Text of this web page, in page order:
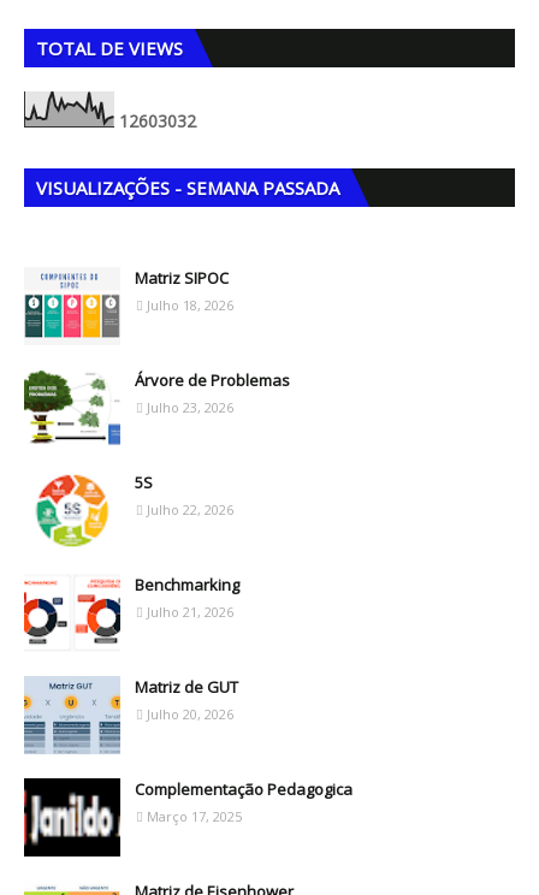
TOTAL DE VIEWS
12603032
VISUALIZAÇÕES - SEMANA PASSADA
Matriz SIPOC
Julho 18, 2026
Árvore de Problemas
Julho 23, 2026
5S
Julho 22, 2026
Benchmarking
Julho 21, 2026
Matriz de GUT
Julho 20, 2026
Complementação Pedagogica
Março 17, 2025